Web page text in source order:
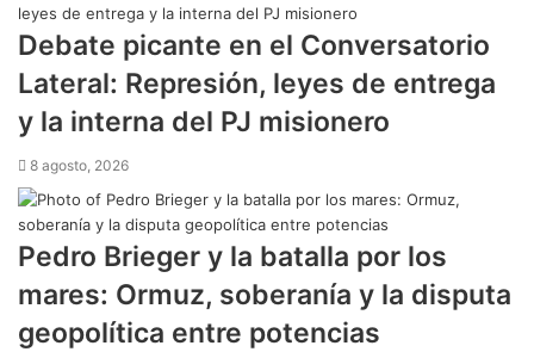
Debate picante en el Conversatorio
Lateral: Represión, leyes de entrega
y la interna del PJ misionero
8 agosto, 2026
Pedro Brieger y la batalla por los
mares: Ormuz, soberanía y la disputa
geopolítica entre potencias